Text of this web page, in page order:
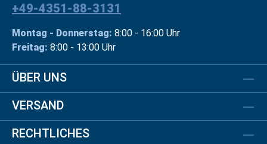
+49-4351-88-3131
Montag - Donnerstag: 8:00 - 16:00 Uhr
Freitag: 8:00 - 13:00 Uhr
ÜBER UNS
VERSAND
RECHTLICHES